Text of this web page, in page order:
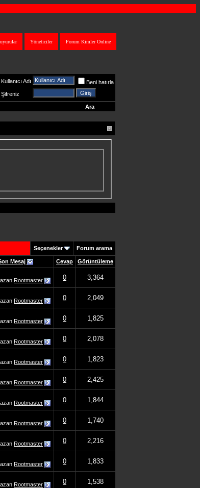
Forum Kimler Online
Yöneticiler
Kullanıcı Adı
Beni hatırla
Şifreniz
Ara
Seçenekler Forum arama
Mesaj Cevap Görüntüleme
Rootmaster 0 3,364
Rootmaster 0 2,049
Rootmaster 0 1,825
Rootmaster 0 2,078
Rootmaster 0 1,823
Rootmaster 0 2,425
Rootmaster 0 1,844
Rootmaster 0 1,740
Rootmaster 0 2,216
Rootmaster 0 1,833
Rootmaster 0 1,538